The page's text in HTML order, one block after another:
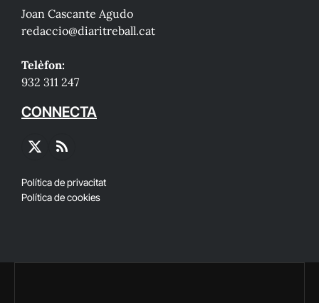
Joan Cascante Agudo
redaccio@diaritreball.cat
Telèfon:
932 311 247
CONNECTA
X
RSS
Política de privacitat
Política de cookies